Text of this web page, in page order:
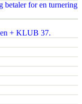
betaler for en turnering
+ KLUB 37.